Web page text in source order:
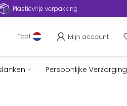
Plasticvrije verpakking
Taal Mijn account
Persoonlijke Verzorging